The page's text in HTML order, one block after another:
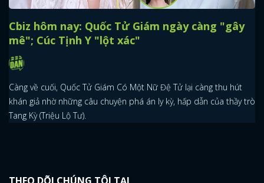
Cbiz hôm nay: Quốc Tử Giám ngày càng "gây
mê"; Cúc Tịnh Y "lột xác"
Càng về cuối, Quốc Tử Giám Có Một Nữ Đệ Tử lại càng thu hút
khán giả nhờ những câu chuyện phá án ly kỳ, hấp dẫn của thầy trò
Tang Kỳ (Triệu Lộ Tư).
THEO DÕI CHÚNG TÔI TẠI